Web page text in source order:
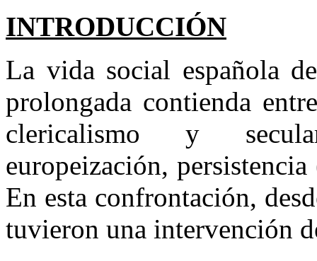
INTRODUCCIÓN
La vida social española
prolongada contienda
clericalismo y
europeización,
En esta confrontación,
tuvieron una intervención